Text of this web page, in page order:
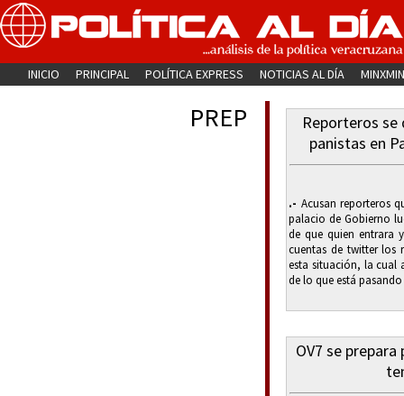
INICIO PRINCIPAL POLÍTICA EXPRESS NOTICIAS AL DÍA
PREP
Reporteros se
panistas en
.- Acusan reporteros
palacio de Gobierno
de que quien entrara
cuentas de twitter los
esta situación, la cual
de lo que está
OV7 se